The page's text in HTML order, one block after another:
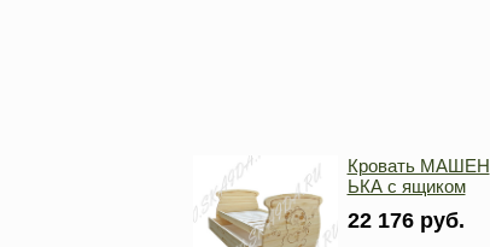
Кровать МАШЕН
ЬКА с ящиком
22 176 руб.